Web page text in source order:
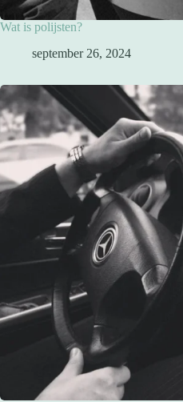
Wat is polijsten?
september 26, 2024